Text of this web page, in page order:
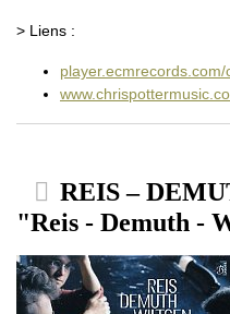
> Liens :
REIS –
"Reis - Demuth -